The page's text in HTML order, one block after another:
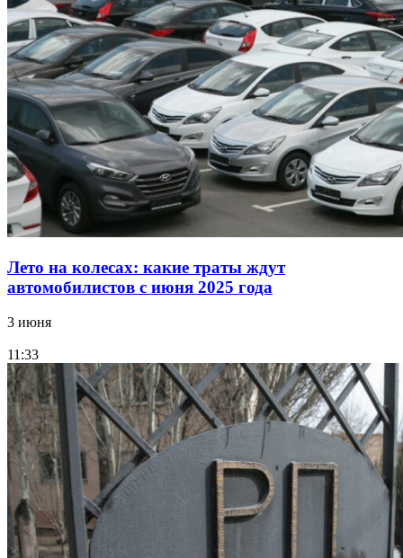
Лето на колесах: какие траты ждут
автомобилистов с июня 2025 года
3 июня
11:33